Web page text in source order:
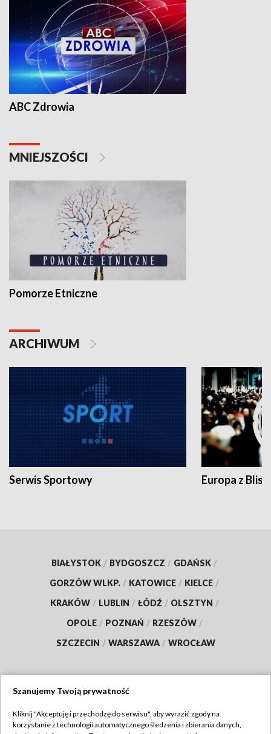
ABC Zdrowia
MNIEJSZOŚCI
Pomorze Etniczne
ARCHIWUM
Serwis Sportowy Europa z
BIAŁYSTOK / BYDGOSZCZ / GDAŃSK /
GORZÓW WLKP. / KATOWICE / KIELCE /
KRAKÓW / LUBLIN / ŁÓDŹ / OLSZTYN /
OPOLE / POZNAŃ / RZESZÓW /
SZCZECIN / WARSZAWA / WROCŁAW
TVP
Szanujemy Twoją prywatność
Kliknij "Akceptuję i przechodzę do serwisu", aby wyrazić zgody na
korzystanie z technologii automatycznego śledzenia i zbierania danych,